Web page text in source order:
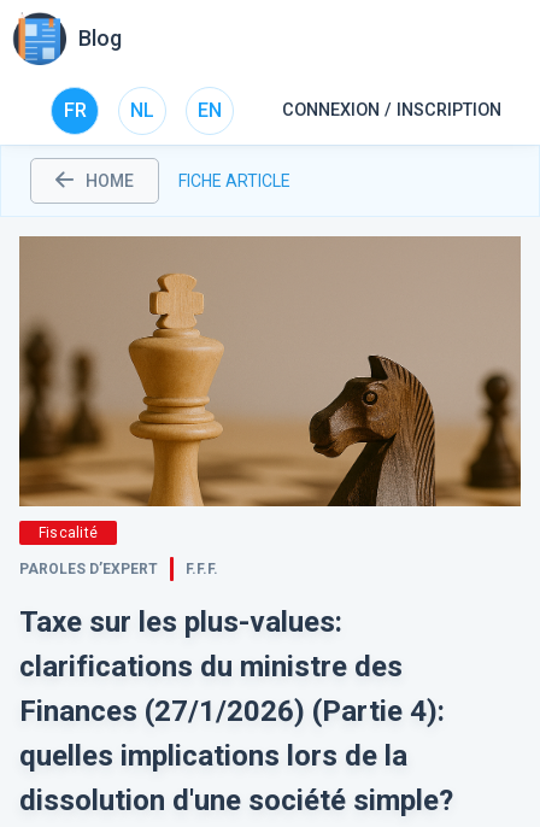
Blog
FR NL EN CONNEXION / INSCRIPTION
HOME FICHE ARTICLE
Fiscalité
PAROLES D’EXPERT F.F.F.
Taxe sur les plus-values:
clarifications du ministre des
Finances (27/1/2026) (Partie 4):
quelles implications lors de la
dissolution d'une société simple?